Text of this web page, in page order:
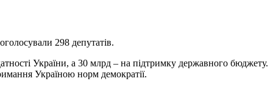
298 депутатів.
України, а 30 млрд – на підтримку державного бюджету.
Україною норм демократії.